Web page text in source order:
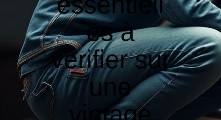
es à
vérifier sur
une
vintage